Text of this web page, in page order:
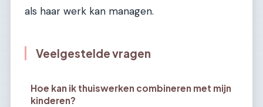
als haar werk kan managen.
Veelgestelde vragen
Hoe kan ik thuiswerken combineren met mijn
kinderen?